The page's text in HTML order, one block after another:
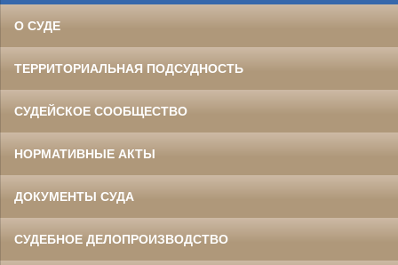
О СУДЕ
ТЕРРИТОРИАЛЬНАЯ ПОДСУДНОСТЬ
СУДЕЙСКОЕ СООБЩЕСТВО
НОРМАТИВНЫЕ АКТЫ
ДОКУМЕНТЫ СУДА
СУДЕБНОЕ ДЕЛОПРОИЗВОДСТВО